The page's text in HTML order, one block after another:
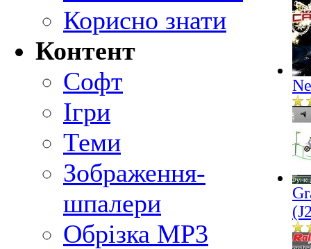
Корисно знати
Контент
Софт
Ігри
Теми
Зображення-
шпалери
Обрізка MP3